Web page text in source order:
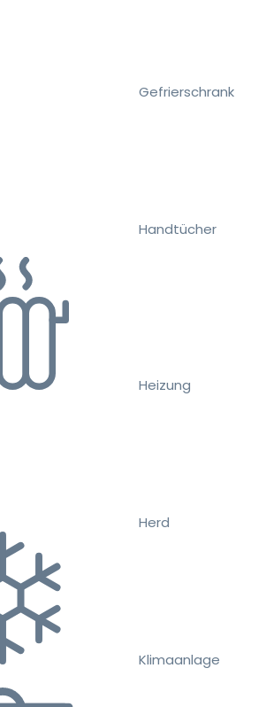
Gefrierschrank
Handtücher
Heizung
Herd
Klimaanlage